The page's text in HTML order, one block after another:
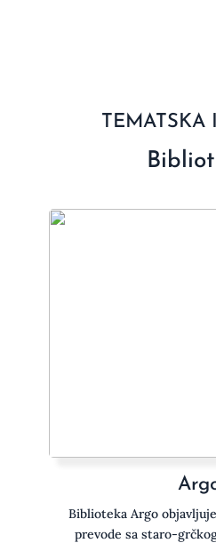
TEMATSKA
Biblioteka Argo
prevode sa staro-